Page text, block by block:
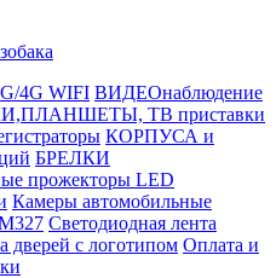
4G WIFI ВИДЕОнаблюдение
ТВ приставки
КОРПУСА и
БРЕЛКИ
прожекторы LED
Камеры автомобильные
Светодиодная лента
дверей с логотипом Оплата и